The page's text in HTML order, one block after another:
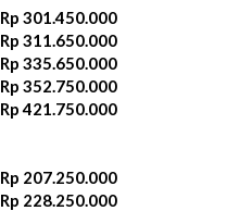
Rp 301.450.000
Rp 311.650.000
Rp 335.650.000
Rp 352.750.000
Rp 421.750.000
Rp 207.250.000
Rp 228.250.000